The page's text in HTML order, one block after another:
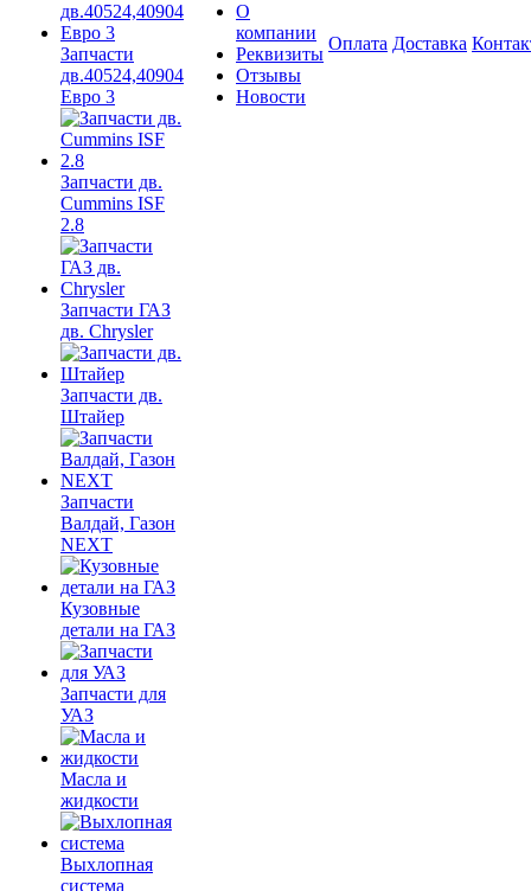
Запчасти
дв.40524,40904
Евро 3
Запчасти дв.
Cummins ISF
2.8
Запчасти ГАЗ
дв. Chrysler
Запчасти дв.
Штайер
Запчасти
Валдай, Газон
NEXT
Кузовные
детали на ГАЗ
Запчасти для
УАЗ
Масла и
жидкости
Выхлопная
система
О
компании
Реквизиты
Отзывы
Новости
Оплата Доставка